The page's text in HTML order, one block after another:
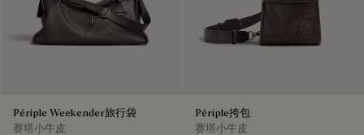
Périple Weekender旅行袋
赛塔小牛皮
Périple挎包
赛塔小牛皮